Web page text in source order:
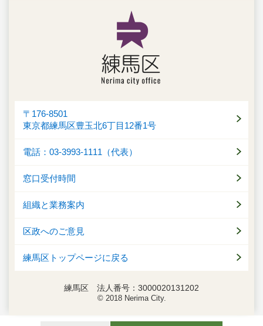
〒176-8501
東京都練馬区豊玉北6丁目12番1号
電話：03-3993-1111（代表）
窓口受付時間
組織と業務案内
区政へのご意見
練馬区トップページに戻る
練馬区 法人番号：3000020131202
© 2018 Nerima City.